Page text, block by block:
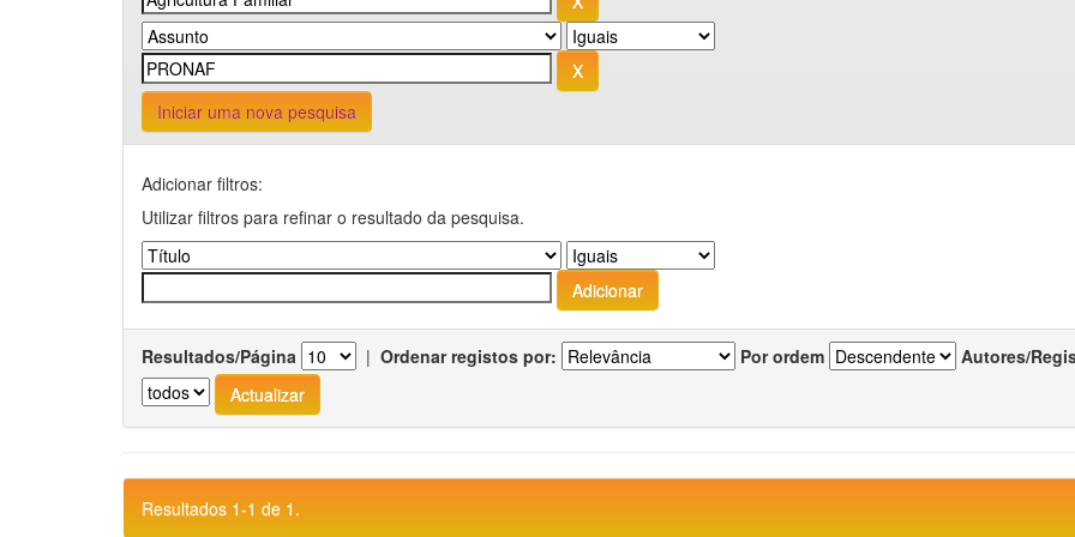
Iniciar uma nova pesquisa
Adicionar filtros:
Utilizar filtros para refinar o resultado da pesquisa.
Resultados/Página | Ordenar registos por: Por ordem Autores/
Resultados 1-1 de 1.